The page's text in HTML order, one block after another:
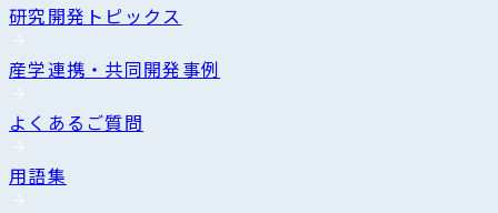
研究開発トピックス
産学連携・共同開発事例
よくあるご質問
用語集